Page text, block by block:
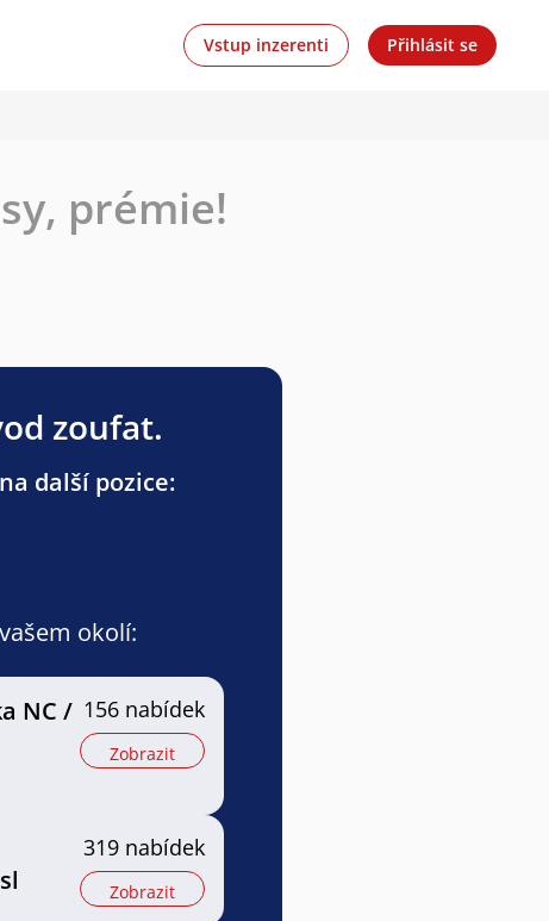
Vstup inzerenti Přihlásit se
prémie!
zoufat.
další pozice:
okolí:
NC / 156 nabídek
Zobrazit
319 nabídek
Zobrazit